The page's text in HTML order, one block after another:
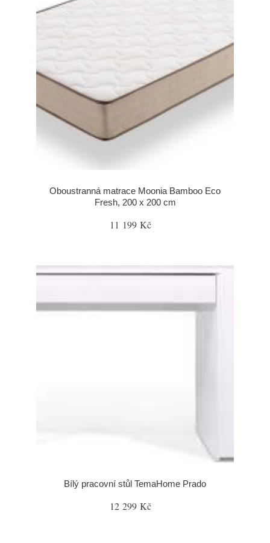
Oboustranná matrace Moonia Bamboo Eco
Fresh, 200 x 200 cm
11 199 Kč
Bílý pracovní stůl TemaHome Prado
12 299 Kč